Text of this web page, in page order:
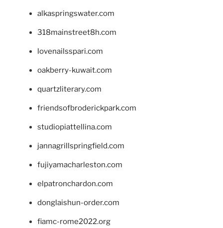
alkaspringswater.com
318mainstreet8h.com
lovenailsspari.com
oakberry-kuwait.com
quartzliterary.com
friendsofbroderickpark.com
studiopiattellina.com
jannagrillspringfield.com
fujiyamacharleston.com
elpatronchardon.com
donglaishun-order.com
fiamc-rome2022.org